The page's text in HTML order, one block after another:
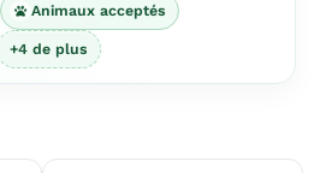
Animaux acceptés
+4 de plus